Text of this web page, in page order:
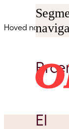
Hoved navigation:
El